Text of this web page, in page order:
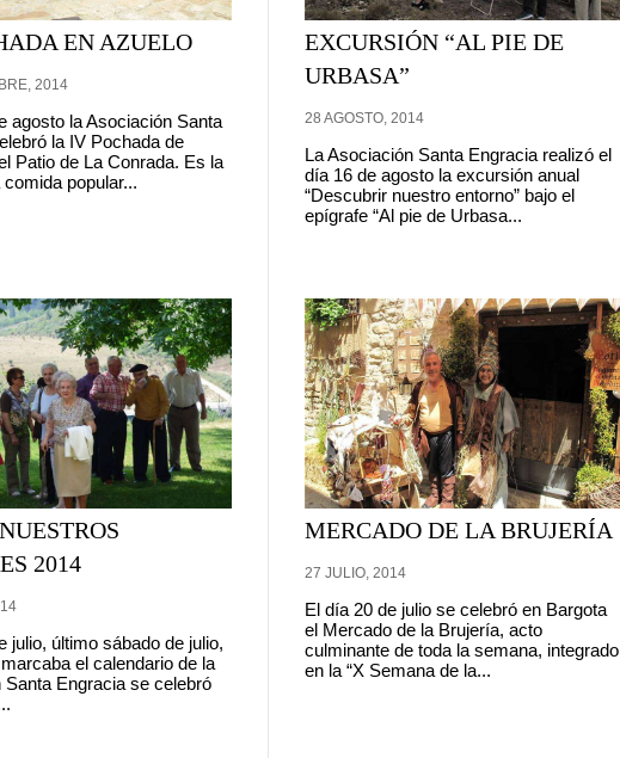
EN AZUELO
2014
agosto la Asociación Santa
la IV Pochada de
Patio de La Conrada. Es la
popular...
EXCURSIÓN “AL PIE DE
URBASA”
28 AGOSTO, 2014
La Asociación Santa Engracia realizó el
día 16 de agosto la excursión anual
“Descubrir nuestro entorno” bajo el
epígrafe “Al pie de Urbasa...
2014
julio, último sábado de julio,
el calendario de la
Santa Engracia se celebró
MERCADO DE LA BRUJERÍA
27 JULIO, 2014
El día 20 de julio se celebró en Bargota
el Mercado de la Brujería, acto
culminante de toda la semana, integrado
en la “X Semana de la...